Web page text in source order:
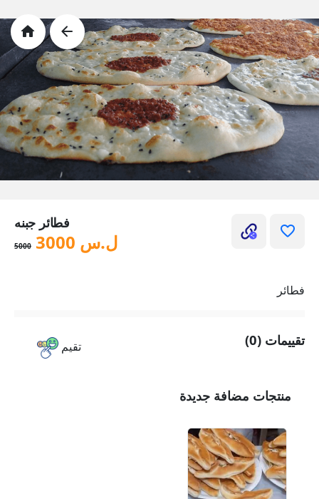
فطائر جبنه
ل.س 3000
5000
فطائر
تقيم تقييمات (0)
منتجات مضافة جديدة